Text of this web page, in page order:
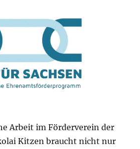
Arbeit im Förderverein der
Kitzen braucht nicht nur